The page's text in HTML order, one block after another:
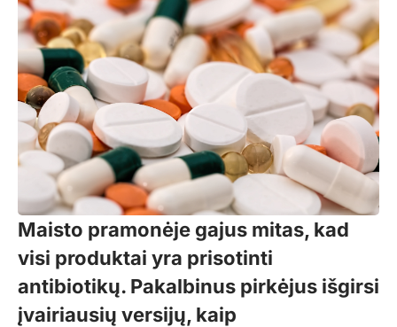
Maisto pramonėje gajus mitas, kad
visi produktai yra prisotinti
antibiotikų. Pakalbinus pirkėjus išgirsi
įvairiausių versijų, kaip